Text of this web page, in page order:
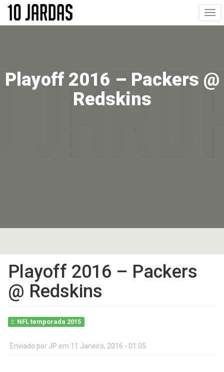
Pular
o
Playoff 2016 – Packers @
Redskins
Playoff 2016 – Packers
@ Redskins
NFL temporada 2015
Enviado por JP em 11 Janeiro, 2016 - 01:05.